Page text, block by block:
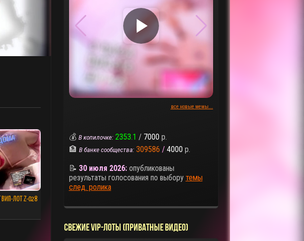
ВИП-ЛОТ Z-028
▶
все новые мемы...
💰 В копилочке: 2353.1 / 7000 р.
🏦 В банке сообщества: 309586 / 4000 р.
📝 30 июля 2026:опубликованы
результаты голосования по выбору темы
след. ролика
СВЕЖИЕ VIP-ЛОТЫ (ПРИВАТНЫЕ ВИДЕО)